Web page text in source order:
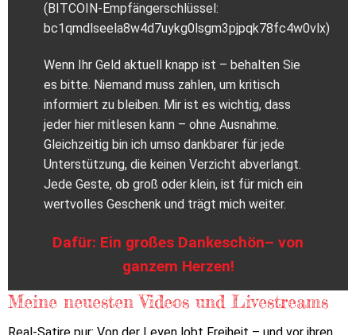
(BITCOIN-Empfängerschlüssel:
bc1qmdlseela8w4d7uykg0lsgm3pjpqk78fc4w0vlx)
Wenn Ihr Geld aktuell knapp ist – behalten Sie
es bitte. Niemand muss zahlen, um kritisch
informiert zu bleiben. Mir ist es wichtig, dass
jeder hier mitlesen kann – ohne Ausnahme.
Gleichzeitig bin ich umso dankbarer für jede
Unterstützung, die keinen Verzicht abverlangt.
Jede Geste, ob groß oder klein, ist für mich ein
wertvolles Geschenk und trägt mich weiter.
Dafür: Ein großes Dankeschön– von
ganzem Herzen!
Meine neuesten Videos und Livestreams